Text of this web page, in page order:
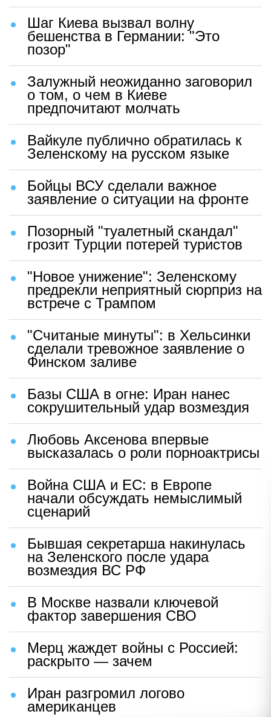
Шаг Киева вызвал волну
бешенства в Германии: "Это
позор"
Залужный неожиданно заговорил
о том, о чем в Киеве
предпочитают молчать
Вайкуле публично обратилась к
Зеленскому на русском языке
Бойцы ВСУ сделали важное
заявление о ситуации на фронте
Позорный "туалетный скандал"
грозит Турции потерей туристов
"Новое унижение": Зеленскому
предрекли неприятный сюрприз на
встрече с Трампом
"Считаные минуты": в Хельсинки
сделали тревожное заявление о
Финском заливе
Базы США в огне: Иран нанес
сокрушительный удар возмездия
Любовь Аксенова впервые
высказалась о роли порноактрисы
Война США и ЕС: в Европе
начали обсуждать немыслимый
сценарий
Бывшая секретарша накинулась
на Зеленского после удара
возмездия ВС РФ
В Москве назвали ключевой
фактор завершения СВО
Мерц жаждет войны с Россией:
раскрыто — зачем
Иран разгромил логово
американцев